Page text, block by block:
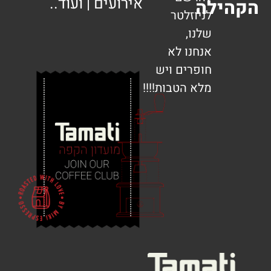
לניוזלטר
אנחנו לא
חופרים ויש
מלא הטבות!!!!